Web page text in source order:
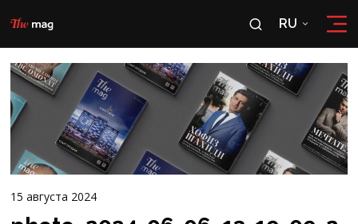
RU
RU
OʻZ
15 августа 2024